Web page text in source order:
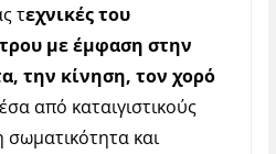
τεχνικές του
με έμφαση στην
την κίνηση, τον χορό
από καταιγιστικούς
και